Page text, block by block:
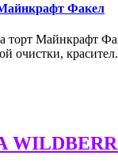
Факел
торт Майнкрафт
очистки,